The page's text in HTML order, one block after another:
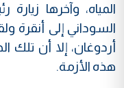
المياه، وآخرها
السوداني إلى أنقرة
أردوغان، إلا أن تلك
هذه الأزمة.